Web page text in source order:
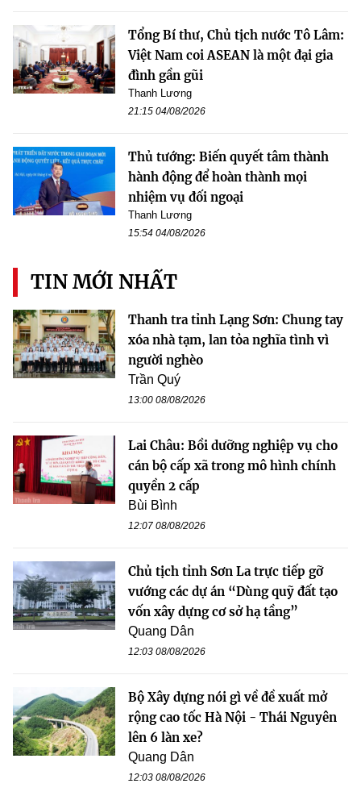
Tổng Bí thư, Chủ tịch nước Tô Lâm:
Việt Nam coi ASEAN là một đại gia
đình gần gũi
Thanh Lương
21:15 04/08/2026
Thủ tướng: Biến quyết tâm thành
hành động để hoàn thành mọi
nhiệm vụ đối ngoại
Thanh Lương
15:54 04/08/2026
TIN MỚI NHẤT
Thanh tra tỉnh Lạng Sơn: Chung tay
xóa nhà tạm, lan tỏa nghĩa tình vì
người nghèo
Trần Quý
13:00 08/08/2026
Lai Châu: Bồi dưỡng nghiệp vụ cho
cán bộ cấp xã trong mô hình chính
quyền 2 cấp
Bùi Bình
12:07 08/08/2026
Chủ tịch tỉnh Sơn La trực tiếp gỡ
vướng các dự án “Dùng quỹ đất tạo
vốn xây dựng cơ sở hạ tầng”
Quang Dân
12:03 08/08/2026
Bộ Xây dựng nói gì về đề xuất mở
rộng cao tốc Hà Nội - Thái Nguyên
lên 6 làn xe?
Quang Dân
12:03 08/08/2026